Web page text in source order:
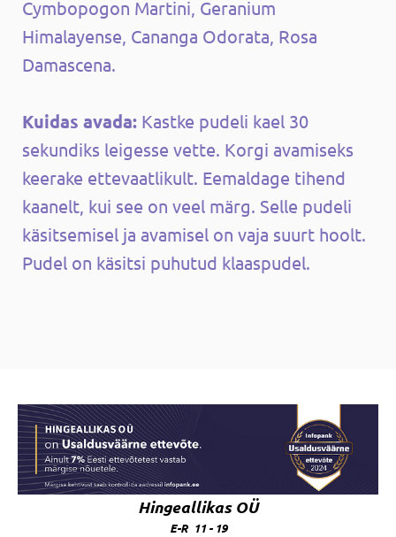
Cymbopogon Martini, Geranium
Himalayense, Cananga Odorata, Rosa
Damascena.
Kuidas avada: Kastke pudeli kael 30
sekundiks leigesse vette. Korgi avamiseks
keerake ettevaatlikult. Eemaldage tihend
kaanelt, kui see on veel märg. Selle pudeli
käsitsemisel ja avamisel on vaja suurt hoolt.
Pudel on käsitsi puhutud klaaspudel.
Hingeallikas OÜ
E-R 11 - 19